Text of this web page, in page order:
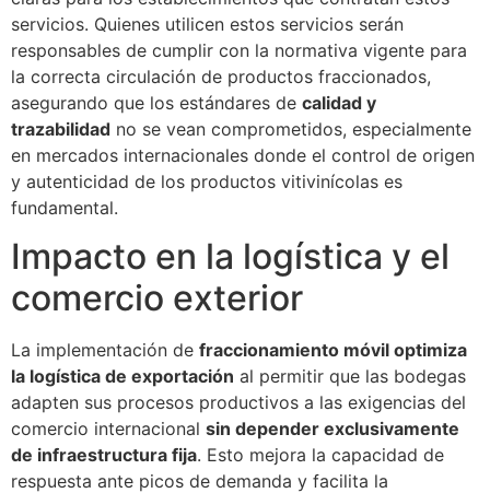
servicios. Quienes utilicen estos servicios serán
responsables de cumplir con la normativa vigente para
la correcta circulación de productos fraccionados,
asegurando que los estándares de calidad y
trazabilidad no se vean comprometidos, especialmente
en mercados internacionales donde el control de origen
y autenticidad de los productos vitivinícolas es
fundamental.
Impacto en la logística y el
comercio exterior
La implementación de fraccionamiento móvil optimiza
la logística de exportación al permitir que las bodegas
adapten sus procesos productivos a las exigencias del
comercio internacional sin depender exclusivamente
de infraestructura fija. Esto mejora la capacidad de
respuesta ante picos de demanda y facilita la